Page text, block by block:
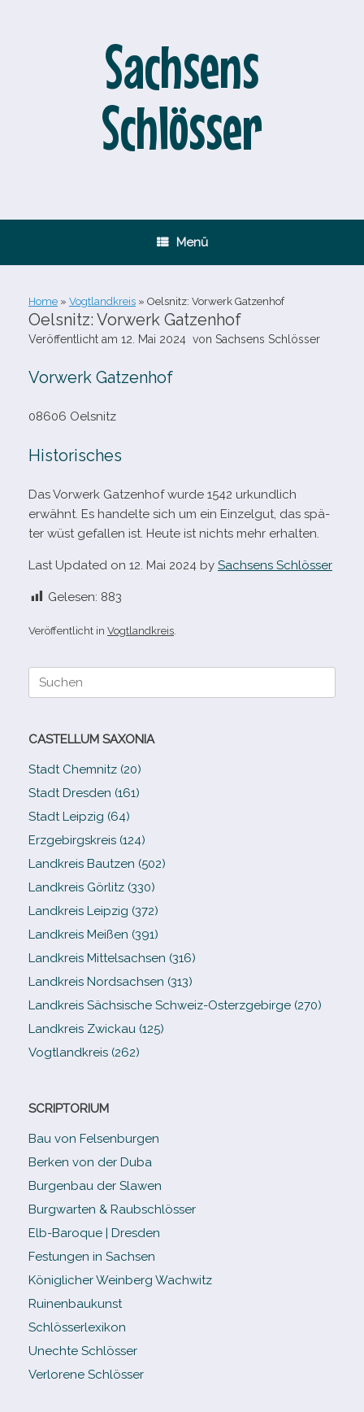
Sachsens
Schlösser
Menü
Home » Vogtlandkreis » Oelsnitz: Vorwerk Gatzenhof
Oelsnitz: Vorwerk Gatzenhof
Veröffentlicht am 12. Mai 2024 von Sachsens Schlösser
Vorwerk Gatzenhof
08606 Oelsnitz
Historisches
Das Vorwerk Gatzenhof wurde 1542 urkund­lich
erwähnt. Es han­delte sich um ein Einzelgut, das spä­
ter wüst gefal­len ist. Heute ist nichts mehr erhalten.
Last Updated on 12. Mai 2024 by Sachsens Schlösser
Gelesen: 883
Veröffentlicht in Vogtlandkreis
Suche
CASTELLUM SAXONIA
Stadt Chemnitz (20)
Stadt Dresden (161)
Stadt Leipzig (64)
Erzgebirgskreis (124)
Landkreis Bautzen (502)
Landkreis Görlitz (330)
Landkreis Leipzig (372)
Landkreis Meißen (391)
Landkreis Mittelsachsen (316)
Landkreis Nordsachsen (313)
Landkreis Sächsische Schweiz-​Osterzgebirge (270)
Landkreis Zwickau (125)
Vogtlandkreis (262)
SCRIPTORIUM
Bau von Felsenburgen
Berken von der Duba
Burgenbau der Slawen
Burgwarten & Raubschlösser
Elb-​Baroque | Dresden
Festungen in Sachsen
Königlicher Weinberg Wachwitz
Ruinenbaukunst
Schlösserlexikon
Unechte Schlösser
Verlorene Schlösser